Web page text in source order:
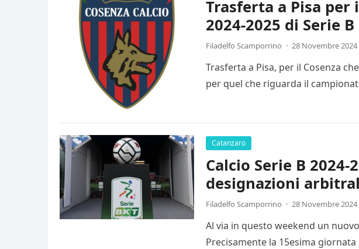
Trasferta a Pisa per
2024-2025 di Serie B
Filadelfo Scamporrino · 28 Novembre 2024
Trasferta a Pisa, per il Cosenza
per quel che riguarda il
Catanzaro
Calcio Serie B
designazioni
Filadelfo Scamporrino · 28 Novembre 2024
Al via in questo weekend un
Precisamente la 15esima